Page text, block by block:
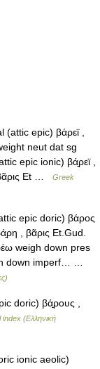
epic) βάρεϊ ,
neut dat sg
epic ionic) βά̱ρεϊ ,
Et …
Greek
epic doric) βάρος
, βᾶρις Et.Gud.
weigh down pres
down imperf… …
doric) βά̱ρους ,
(Ελληνική
ionic aeolic)